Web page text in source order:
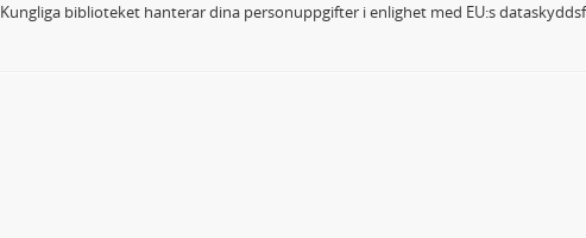
Kungliga biblioteket hanterar dina personuppgifter i enlighet med EU:s